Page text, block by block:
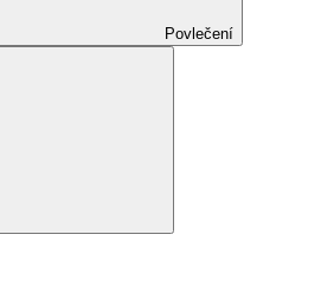
Povlečení